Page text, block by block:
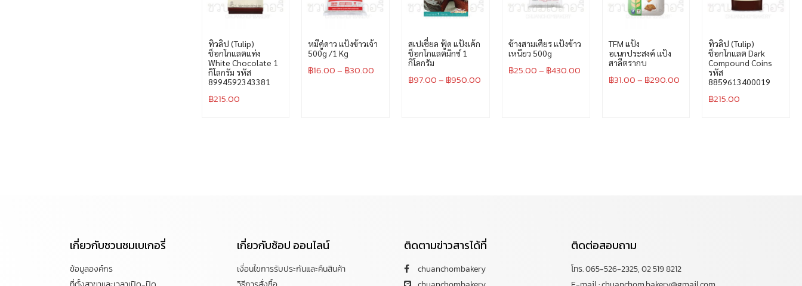
ทิวลิป (Tulip)
ช็อกโกแลตแท่ง
White Chocolate 1
กิโลกรัม รหัส
8994592343381
฿215.00
หมีคู่ดาว แป้งข้าวเจ้า
500g /1 Kg
฿16.00– ฿30.00
สเปเชี่ยล ฟู้ด แป้งเค้ก
ช็อกโกแลตมิกซ์ 1
กิโลกรัม
฿97.00– ฿950.00
ช้างสามเศียร แป้งข้าว
เหนียว 500g
฿25.00– ฿430.00
TFM แป้ง
อเนกประสงค์ แป้ง
สาลีตรากบ
฿31.00– ฿290.00
ทิวลิป (Tulip)
ช็อกโกแลต Dark
Compound Coins
รหัส
8859613400019
฿215.00
เกี่ยวกับชวนชมเบเกอรี่
ข้อมูลองค์กร
เกี่ยวกับช้อป ออนไลน์
เงื่อนไขการรับประกันและคืนสินค้า
ติดตามข่าวสารได้ที่
chuanchombakery
ติดต่อสอบถาม
โทร. 065-526-2325, 02 519 8212